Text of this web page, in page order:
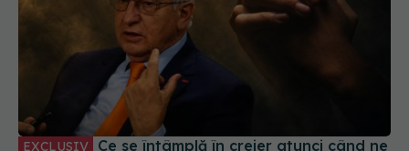
Ce se întâmplă în creier atunci când ne
rugăm? Acad. Vlad Ciurea: Efect total asupra
creierului